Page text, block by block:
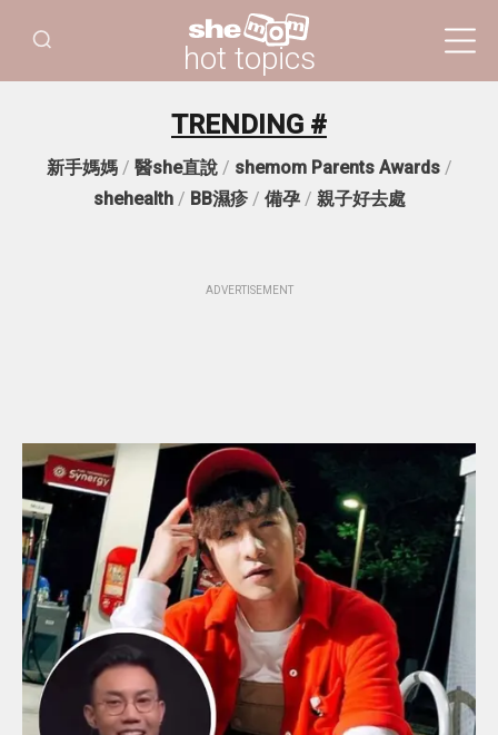
hot topics
TRENDING #
新手媽媽/ 醫she直說/ shemom Parents Awards/
shehealth/ BB濕疹/ 備孕/ 親子好去處
ADVERTISEMENT